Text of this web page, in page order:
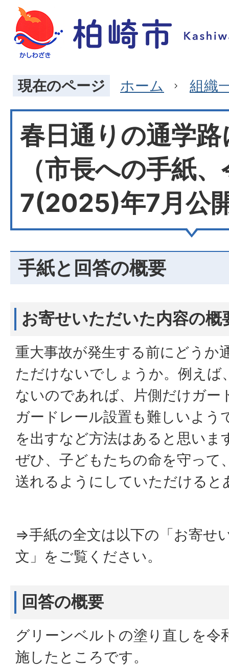
現在のページ ホーム 組織
春日通りの通学
（市長への手紙
7(2025)年7月公
手紙と回答の概要
お寄せいただいた内容の概
重大事故が発生する前にどうか
ただけないでしょうか。例えば
ないのであれば、片側だけガー
ガードレール設置も難しいよう
を出すなど方法はあると思いま
ぜひ、子どもたちの命を守って
送れるようにしていただけると
⇒手紙の全文は以下の「お寄せ
文」をご覧ください。
回答の概要
グリーンベルトの塗り直しを令
施したところです。